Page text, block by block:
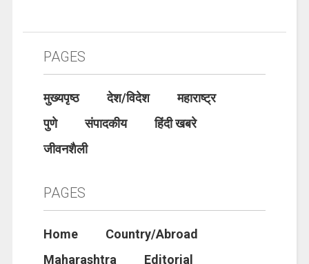
PAGES
मुख्यपृष्ठ देश/विदेश
महाराष्ट्र
पुणे
संपादकीय
हिंदी खबरे
जीवनशैली
PAGES
Home
Country/Abroad
Maharashtra
Editorial